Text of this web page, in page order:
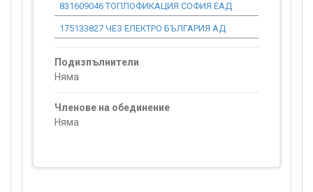
831609046 ТОПЛОФИКАЦИЯ СОФИЯ ЕАД
175133827 ЧЕЗ ЕЛЕКТРО БЪЛГАРИЯ АД
Подизпълнители
Няма
Членове на обединение
Няма